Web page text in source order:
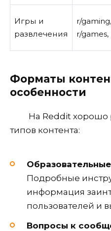
Игры и
развлечения
r/gaming,
r/games,
Форматы
особенности
На Reddit хорошо
типов контента:
Подробные
информация
пользователей и
Вопросы к